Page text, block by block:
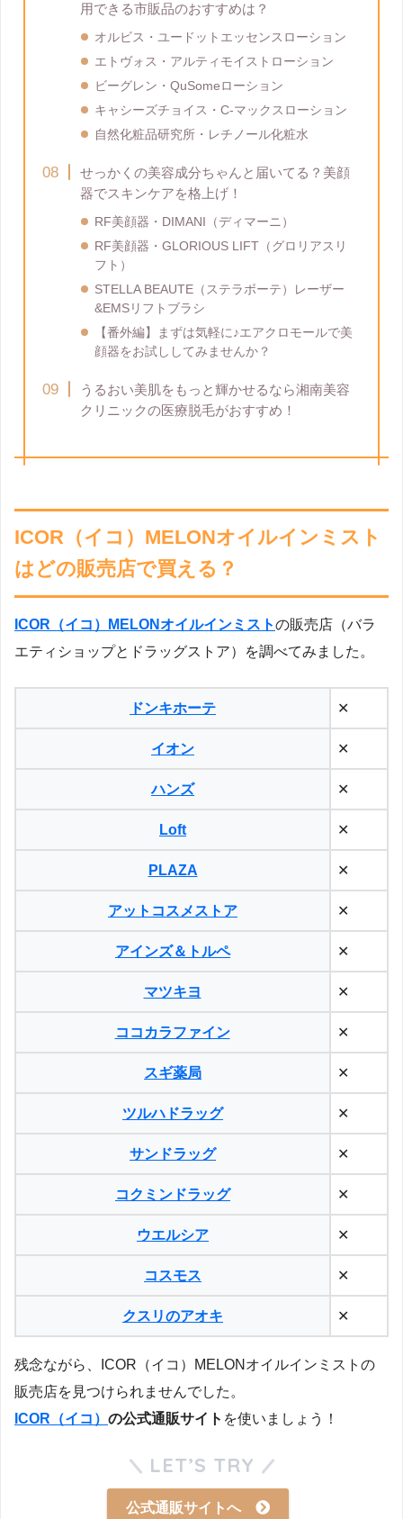
用できる市販品のおすすめは？
オルビス・ユードットエッセンスローション
エトヴォス・アルティモイストローション
ビーグレン・QuSomeローション
キャシーズチョイス・C-マックスローション
自然化粧品研究所・レチノール化粧水
せっかくの美容成分ちゃんと届いてる？美顔
器でスキンケアを格上げ！
RF美顔器・DIMANI（ディマーニ）
RF美顔器・GLORIOUS LIFT（グロリアスリ
フト）
STELLA BEAUTE（ステラボーテ）レーザー
&EMSリフトブラシ
【番外編】まずは気軽に♪エアクロモールで美
顔器をお試ししてみませんか？
うるおい美肌をもっと輝かせるなら湘南美容
クリニックの医療脱毛がおすすめ！
ICOR（イコ）MELONオイルインミスト
はどの販売店で買える？
ICOR（イコ）MELONオイルインミストの販売店（バラ
エティショップとドラッグストア）を調べてみました。
ドンキホーテ ✕
イオン ✕
ハンズ ✕
Loft ✕
PLAZA ✕
アットコスメストア ✕
アインズ＆トルペ ✕
マツキヨ ✕
ココカラファイン ✕
スギ薬局 ✕
ツルハドラッグ ✕
サンドラッグ ✕
コクミンドラッグ ✕
ウエルシア ✕
コスモス ✕
クスリのアオキ ✕
残念ながら、ICOR（イコ）MELONオイルインミストの
販売店を見つけられませんでした。
ICOR（イコ） の公式通販サイト を使いましょう！
LET’S TRY
公式通販サイトへ